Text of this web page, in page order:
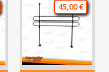
45,00 €